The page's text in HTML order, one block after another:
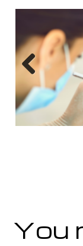
Previous
You